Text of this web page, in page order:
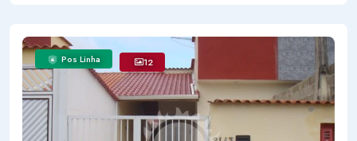
Pos Linha 12